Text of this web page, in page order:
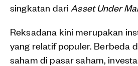
singkatan dari Asset Under
Reksadana kini merupakan
yang relatif populer. Berbeda
saham di pasar saham,